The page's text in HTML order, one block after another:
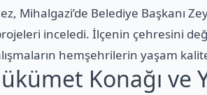
Mihalgazi’de Belediye Başkanı
inceledi. İlçenin çehresini
hemşehrilerin yaşam
Konağı ve